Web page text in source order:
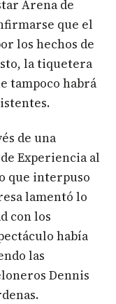
Arena de
que el
los hechos de
la tiquetera
tampoco habrá
de una
Experiencia al
que interpuso
lamentó lo
con los
había
las
Dennis